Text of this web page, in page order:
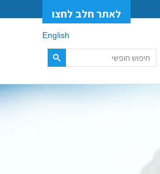
לאתר חלב לחצו
English